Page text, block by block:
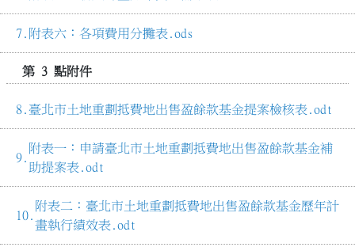
附表六：各項費用分攤表.ods
第 3 點附件
臺北市土地重劃抵費地出售盈餘款基金提案檢核表.odt
附表一：申請臺北市土地重劃抵費地出售盈餘款基金補
助提案表.odt
附表二：臺北市土地重劃抵費地出售盈餘款基金歷年計
畫執行績效表.odt